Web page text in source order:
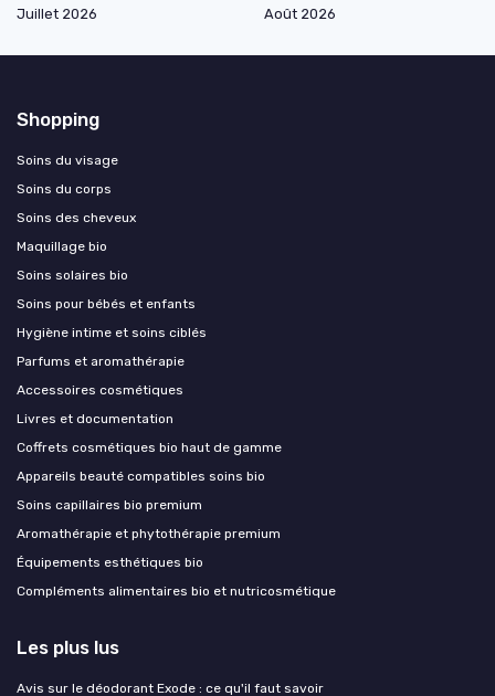
Juillet 2026
Août 2026
Shopping
Soins du visage
Soins du corps
Soins des cheveux
Maquillage bio
Soins solaires bio
Soins pour bébés et enfants
Hygiène intime et soins ciblés
Parfums et aromathérapie
Accessoires cosmétiques
Livres et documentation
Coffrets cosmétiques bio haut de gamme
Appareils beauté compatibles soins bio
Soins capillaires bio premium
Aromathérapie et phytothérapie premium
Équipements esthétiques bio
Compléments alimentaires bio et nutricosmétique
Les plus lus
Avis sur le déodorant Exode : ce qu'il faut savoir